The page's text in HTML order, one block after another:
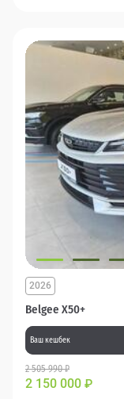
Belgee X50+
2026
Ваш кешбек
2 505 990 ₽
2 150 000 ₽